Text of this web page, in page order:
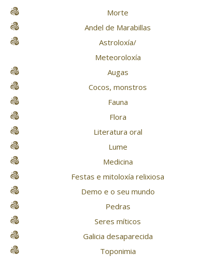
Morte
Andel de Marabillas
Astroloxía/
Meteoroloxía
Augas
Cocos, monstros
Fauna
Flora
Literatura oral
Lume
Medicina
Festas e mitoloxía relixiosa
Demo e o seu mundo
Pedras
Seres míticos
Galicia desaparecida
Toponimia